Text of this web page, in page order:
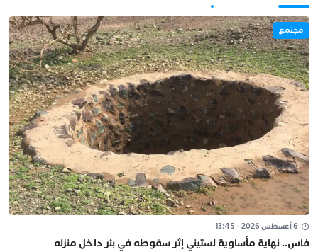
مجتمع
6 أغسطس 2026 - 13:45
فاس.. نهاية مأساوية لستيني إثر سقوطه في بئر داخل منزله